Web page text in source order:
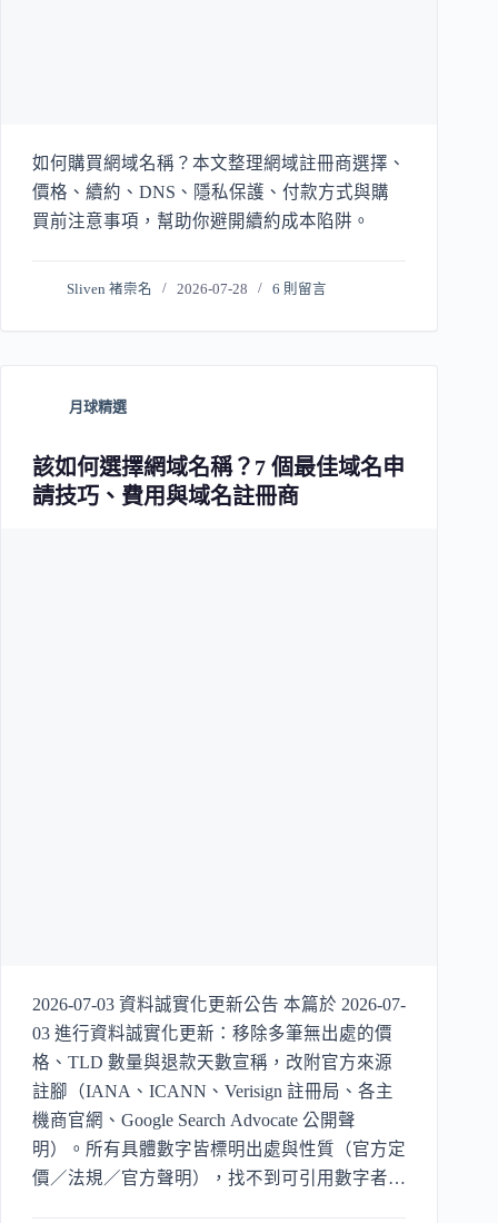
如何購買網域名稱？本文整理網域註冊商選擇、
價格、續約、DNS、隱私保護、付款方式與購
買前注意事項，幫助你避開續約成本陷阱。
Sliven 褚崇名 2026-07-28 6 則留言
月球精選
該如何選擇網域名稱？7 個最佳域名申
請技巧、費用與域名註冊商
2026-07-03 資料誠實化更新公告 本篇於 2026-07-
03 進行資料誠實化更新：移除多筆無出處的價
格、TLD 數量與退款天數宣稱，改附官方來源
註腳（IANA、ICANN、Verisign 註冊局、各主
機商官網、Google Search Advocate 公開聲
明）。所有具體數字皆標明出處與性質（官方定
價／法規／官方聲明），找不到可引用數字者改